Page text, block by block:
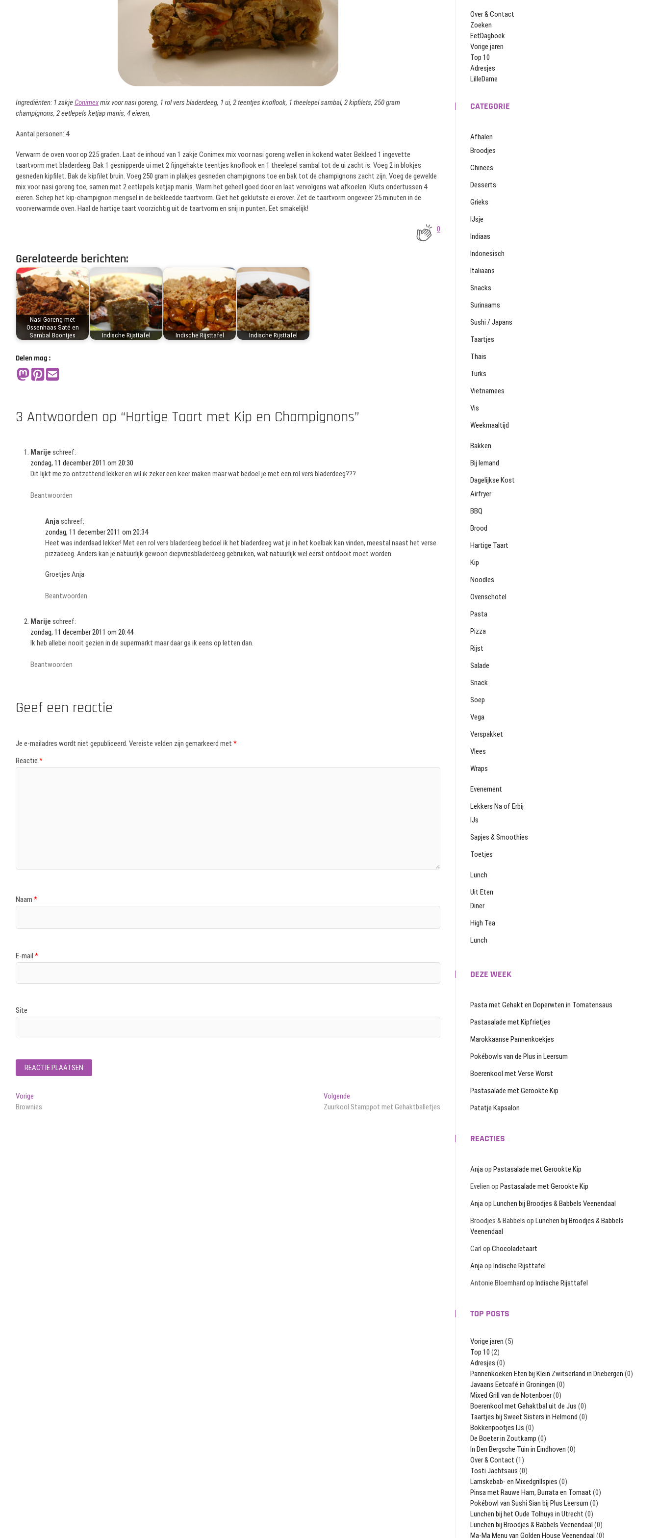
Ingrediënten: 1 zakjeConimexmix voor nasi goreng, 1 rol vers bladerdeeg, 1 ui, 2 teentjes knoflook, 1 theelepel sambal, 2 kipfilets, 250 gram
champignons, 2 eetlepels ketjap manis, 4 eieren,
Aantal personen: 4
Verwarm de oven voor op 225 graden. Laat de inhoud van 1 zakje Conimex mix voor nasi goreng wellen in kokend water. Bekleed 1 ingevette
taartvorm met bladerdeeg. Bak 1 gesnipperde ui met 2 fijngehakte teentjes knoflook en 1 theelepel sambal tot de ui zacht is. Voeg 2 in blokjes
gesneden kipfilet. Bak de kipfilet bruin. Voeg 250 gram in plakjes gesneden champignons toe en bak tot de champignons zacht zijn. Voeg de gewelde
mix voor nasi goreng toe, samen met 2 eetlepels ketjap manis. Warm het geheel goed door en laat vervolgens wat afkoelen. Kluts ondertussen 4
eieren. Schep het kip-champignon mengsel in de bekleedde taartvorm. Giet het geklutste ei erover. Zet de taartvorm ongeveer 25 minuten in de
voorverwarmde oven. Haal de hartige taart voorzichtig uit de taartvorm en snij in punten. Eet smakelijk!
0
Gerelateerde berichten:
Nasi Goreng met
Ossenhaas Saté en
Sambal Boontjes
Indische Rijsttafel Indische Rijsttafel Indische Rijsttafel
Delen mag :
3 Antwoorden op “Hartige Taart met Kip en Champignons”
Marije schreef:
zondag, 11 december 2011 om 20:30
Dit lijkt me zo ontzettend lekker en wil ik zeker een keer maken maar wat bedoel je met een rol vers bladerdeeg???
Beantwoorden
Anjaschreef:
zondag, 11 december 2011 om 20:34
Heet was inderdaad lekker! Met een rol vers bladerdeeg bedoel ik het bladerdeeg wat je in het koelbak kan vinden, meestal naast het verse
pizzadeeg. Anders kan je natuurlijk gewoon diepvriesbladerdeeg gebruiken, wat natuurlijk wel eerst ontdooit moet worden.
Groetjes Anja
Beantwoorden
Marije schreef:
zondag, 11 december 2011 om 20:44
Ik heb allebei nooit gezien in de supermarkt maar daar ga ik eens op letten dan.
Beantwoorden
Geef een reactie
Je e-mailadres wordt niet gepubliceerd. Vereiste velden zijn gemarkeerd met *
Reactie *
Naam *
E-mail *
Site
Bericht
navigatie
Vorige
bericht:
Brownies
Volgende
bericht:
Zuurkool Stamppot met Gehaktballetjes
Over & Contact
Zoeken
EetDagboek
Vorige jaren
Top 10
Adresjes
LilleDame
CATEGORIE
Afhalen
Broodjes
Chinees
Desserts
Grieks
IJsje
Indiaas
Indonesisch
Italiaans
Snacks
Surinaams
Sushi / Japans
Taartjes
Thais
Turks
Vietnamees
Vis
Weekmaaltijd
Bakken
Bij Iemand
Dagelijkse Kost
Airfryer
BBQ
Brood
Hartige Taart
Kip
Noodles
Ovenschotel
Pasta
Pizza
Rijst
Salade
Snack
Soep
Vega
Verspakket
Vlees
Wraps
Evenement
Lekkers Na of Erbij
IJs
Sapjes & Smoothies
Toetjes
Lunch
Uit Eten
Diner
High Tea
Lunch
DEZE WEEK
Pasta met Gehakt en Doperwten in Tomatensaus
Pastasalade met Kipfrietjes
Marokkaanse Pannenkoekjes
Pokébowls van de Plus in Leersum
Boerenkool met Verse Worst
Pastasalade met Gerookte Kip
Patatje Kapsalon
REACTIES
Anjaop Pastasalade met Gerookte Kip
Evelien op Pastasalade met Gerookte Kip
Anjaop Lunchen bij Broodjes & Babbels Veenendaal
Broodjes & Babbels op Lunchen bij Broodjes & Babbels
Veenendaal
Carl op Chocoladetaart
Anjaop Indische Rijsttafel
Antonie Bloemhard op Indische Rijsttafel
TOP POSTS
Vorige jaren (5)
Top 10 (2)
Adresjes (0)
Pannenkoeken Eten bij Klein Zwitserland in Driebergen (0)
Javaans Eetcafé in Groningen (0)
Mixed Grill van de Notenboer(0)
Boerenkool met Gehaktbal uit de Jus (0)
Taartjes bij Sweet Sisters in Helmond (0)
Bokkenpootjes IJs (0)
De Boeter in Zoutkamp (0)
In Den Bergsche Tuin in Eindhoven (0)
Over & Contact (1)
Tosti Jachtsaus (0)
Lamskebab- en Mixedgrillspies (0)
Pinsa met Rauwe Ham, Burrata en Tomaat (0)
Pokébowl van Sushi Sian bij Plus Leersum (0)
Lunchen bij het Oude Tolhuys in Utrecht (0)
Lunchen bij Broodjes & Babbels Veenendaal (0)
Ma-Ma Menu van Golden House Veenendaal (0)